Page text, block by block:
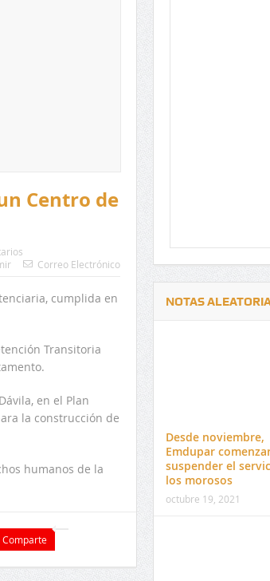
Centro de
Correo Electrónico
cumplida en
Transitoria
en el Plan
la construcción de
humanos de la
Comparte
NOTAS
Desde noviembre,
Emdupar
suspender el
los morosos
octubre 19, 2021
nuevo Contralor
del Cesar
El 17 de enero vence
venta de pines para
preuniversitario de la